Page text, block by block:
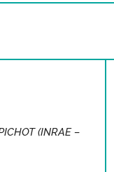
(INRAE –